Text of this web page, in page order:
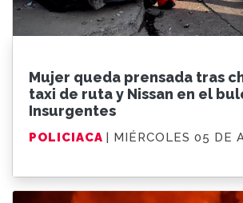
Mujer queda prensada tras
taxi de ruta y Nissan en el
Insurgentes
POLICIACA | MIÉRCOLES 05 DE